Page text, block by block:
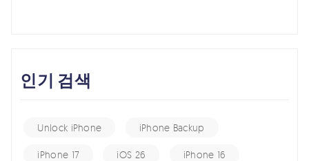
인기 검색
Unlock iPhone iPhone Backup
iPhone 17 iOS 26 iPhone 16